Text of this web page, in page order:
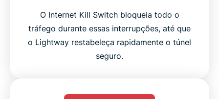
O Internet Kill Switch bloqueia todo o
tráfego durante essas interrupções, até que
o Lightway restabeleça rapidamente o túnel
seguro.